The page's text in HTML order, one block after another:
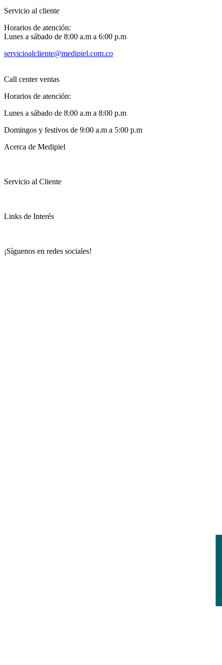
Servicio al cliente
Horarios de atención:
Lunes a sábado de 8:00 a.m a 6:00 p.m
servicioalcliente@medipiel.com.co
Call center ventas
Horarios de atención:
Lunes a sábado de 8:00 a.m a 8:00 p.m
Domingos y festivos de 9:00 a.m a 5:00 p.m
Acerca de Medipiel
Servicio al Cliente
Links de Interés
¡Síguenos en redes sociales!